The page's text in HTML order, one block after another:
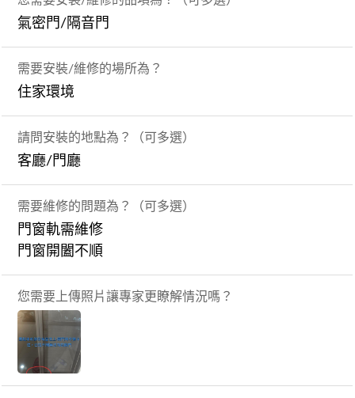
氣密門/隔音門
需要安裝/維修的場所為？
住家環境
請問安裝的地點為？（可多選）
客廳/門廳
需要維修的問題為？（可多選）
門窗軌需維修
門窗開闔不順
您需要上傳照片讓專家更瞭解情況嗎？